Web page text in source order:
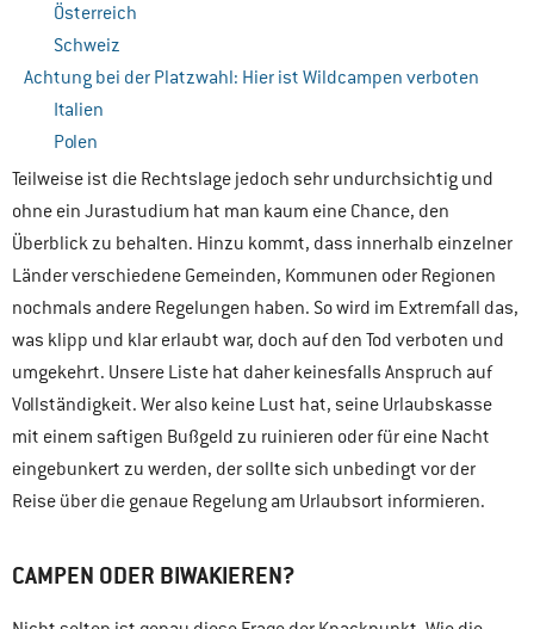
Österreich
Schweiz
Achtung bei der Platzwahl: Hier ist Wildcampen verboten
Italien
Polen
Teilweise ist die Rechtslage jedoch sehr undurchsichtig und
ohne ein Jurastudium hat man kaum eine Chance, den
Überblick zu behalten. Hinzu kommt, dass innerhalb einzelner
Länder verschiedene Gemeinden, Kommunen oder Regionen
nochmals andere Regelungen haben. So wird im Extremfall das,
was klipp und klar erlaubt war, doch auf den Tod verboten und
umgekehrt. Unsere Liste hat daher keinesfalls Anspruch auf
Vollständigkeit. Wer also keine Lust hat, seine Urlaubskasse
mit einem saftigen Bußgeld zu ruinieren oder für eine Nacht
eingebunkert zu werden, der sollte sich unbedingt vor der
Reise über die genaue Regelung am Urlaubsort informieren.
CAMPEN ODER BIWAKIEREN?